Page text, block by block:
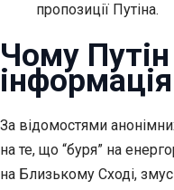
пропозиції Путіна.
Чому
За відомостями
на те, що “буря” на
на Близькому Сході,